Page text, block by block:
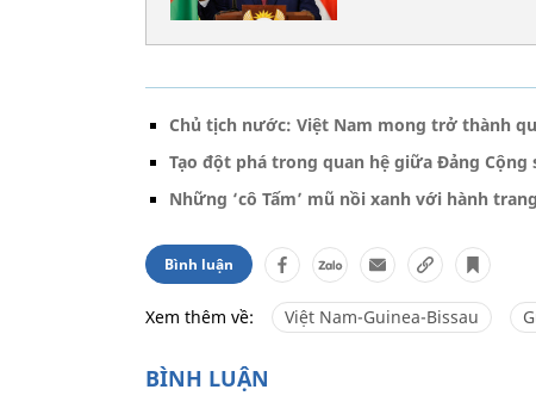
Chủ tịch nước: Việt Nam mong trở thành
Tạo đột phá trong quan hệ giữa Đảng
Những ‘cô Tấm’ mũ nồi xanh với hành
Bình luận
Xem thêm về: Việt Nam-Guinea-Bissau